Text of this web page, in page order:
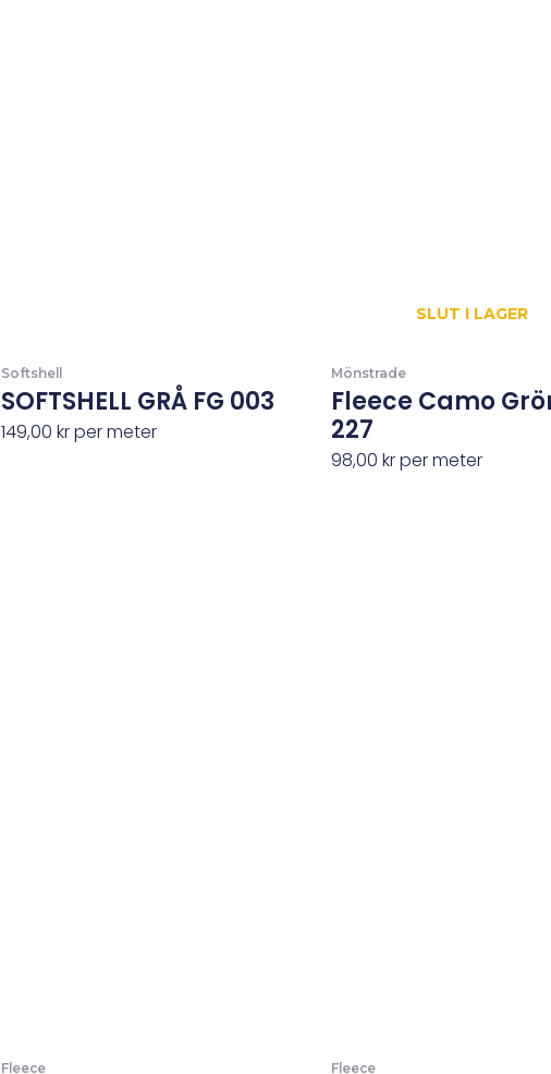
Softshell
SOFTSHELL GRÅ FG 003
149,00krper meter
SLUT I LAGER
Mönstrade
Fleece Camo
227
98,00 krper meter
Fleece Fleece